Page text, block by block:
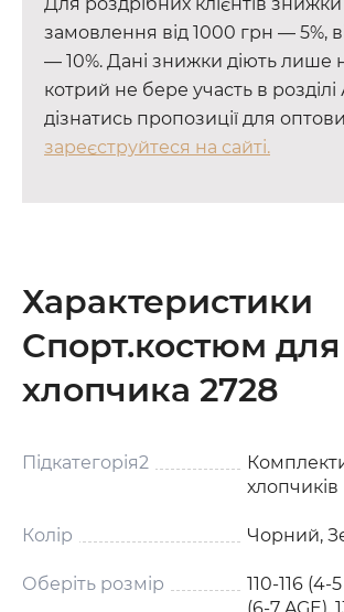
замовлення від 1000 грн — 5%,
— 10%. Дані знижки діють лише
котрий не бере участь в
дізнатись пропозиції для
зареєструйтеся на сайті.
Характеристики
Спорт.костюм для
хлопчика 2728
Підкатегорія2
хлопчиків
Колір Чорний,
Оберіть розмір
110-116 (4-
(6-7 AGE),